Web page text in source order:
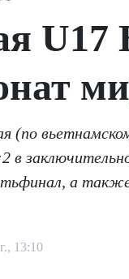
(по
в
а
13:10